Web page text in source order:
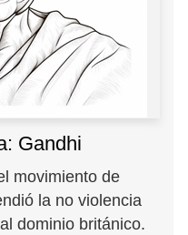
Gandhi
movimiento de
la no violencia
dominio británico.